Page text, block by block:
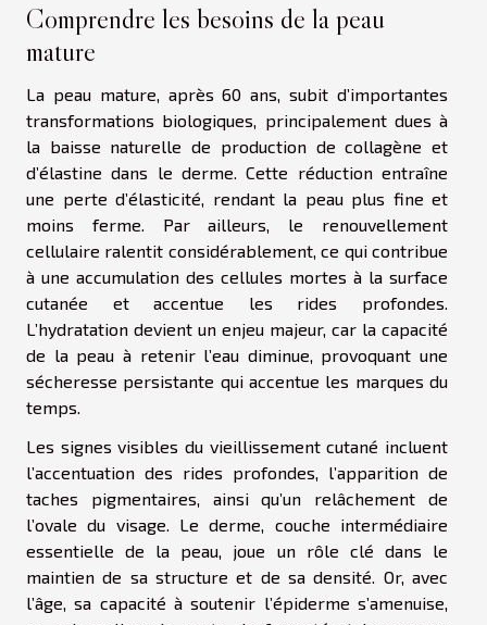
Comprendre les besoins de la peau
mature
La peau mature, après 60 ans, subit d’importantes
transformations biologiques, principalement dues à
la baisse naturelle de production de collagène et
d’élastine dans le derme. Cette réduction entraîne
une perte d’élasticité, rendant la peau plus fine et
moins ferme. Par ailleurs, le renouvellement
cellulaire ralentit considérablement, ce qui contribue
à une accumulation des cellules mortes à la surface
cutanée et accentue les rides profondes.
L’hydratation devient un enjeu majeur, car la capacité
de la peau à retenir l’eau diminue, provoquant une
sécheresse persistante qui accentue les marques du
temps.
Les signes visibles du vieillissement cutané incluent
l’accentuation des rides profondes, l’apparition de
taches pigmentaires, ainsi qu’un relâchement de
l’ovale du visage. Le derme, couche intermédiaire
essentielle de la peau, joue un rôle clé dans le
maintien de sa structure et de sa densité. Or, avec
l’âge, sa capacité à soutenir l’épiderme s’amenuise,